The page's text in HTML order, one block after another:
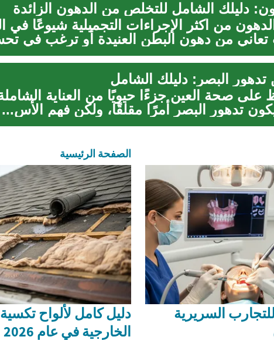
دليلك الشامل للتخلص من الدهون الزائدة
من أكثر الإجراءات التجميلية شيوعًا في
من دهون البطن العنيدة أو ترغب في
تدهور البصر: دليلك الشامل
على صحة العين جزءًا حيويًا من العناية
تدهور البصر أمرًا مقلقًا، ولكن فهم الأس...
السريرية
الصفحة الرئيسية
دليل كامل لألواح
الخارجية في عام 2026